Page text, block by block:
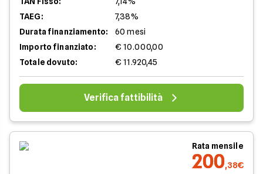
TAEG:
7,38%
Durata finanziamento:
60 mesi
Importo finanziato:
€ 10.000,00
Totale dovuto:
€ 11.920,45
Verifica fattibilità
Rata mensile
200,38€